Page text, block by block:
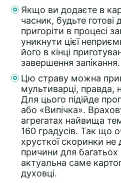
Якщо ви додаєте в
часник, будьте
пригоріти в процесі
уникнути цієї
його в кінці
завершення запікання.
Цю страву можна
мультиварці, правда,
Для цього підійде
або «Випічка».
агрегатах найвища
160 градусів. Так що
хрусткої скоринки не
причини для
актуальна саме
духовці.